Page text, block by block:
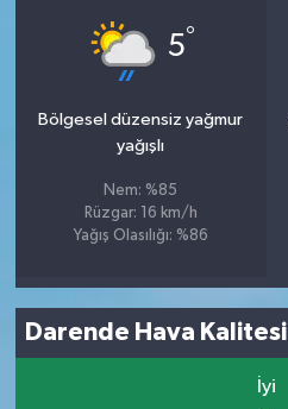
5°
Bölgesel düzensiz yağmur
yağışlı
Nem: %85
Rüzgar: 16 km/h
Yağış Olasılığı: %86
Darende Hava Kalitesi
İyi